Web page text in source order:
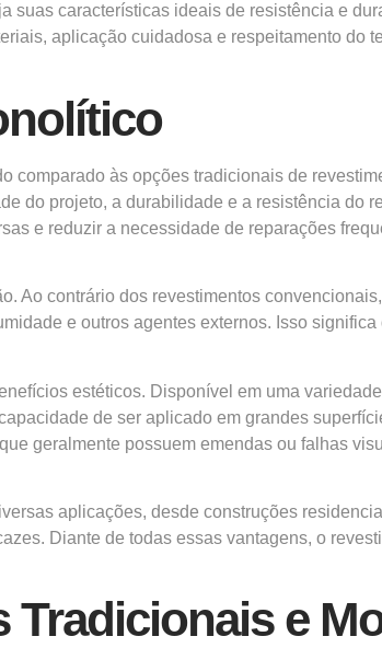
características ideais de resistência e
aplicação cuidadosa e respeitamento do
às opções tradicionais de
do projeto, a durabilidade e a resistência do
e reduzir a necessidade de reparações
Ao contrário dos revestimentos
e outros agentes externos. Isso
estéticos. Disponível em uma
de ser aplicado em grandes
geralmente possuem emendas ou falhas
aplicações, desde construções
Diante de todas essas vantagens, o
Tradicionais e